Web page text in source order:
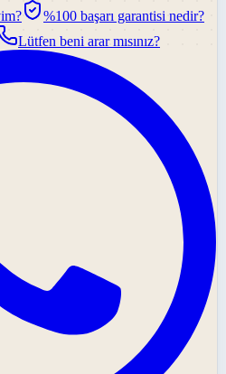
%100 başarı garantisi nedir?
Lütfen beni arar mısınız?